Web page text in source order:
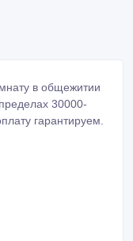
в общежитии
30000-
гарантируем.